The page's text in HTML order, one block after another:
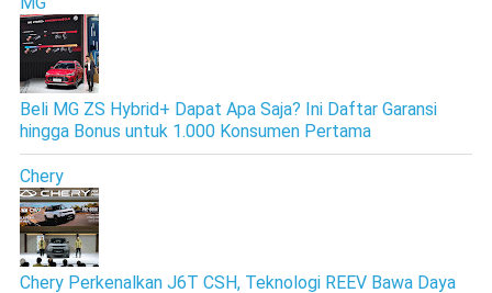
Beli MG ZS Hybrid+ Dapat Apa Saja? Ini Daftar Garansi
hingga Bonus untuk 1.000 Konsumen Pertama
Chery
Chery Perkenalkan J6T CSH, Teknologi REEV Bawa Daya